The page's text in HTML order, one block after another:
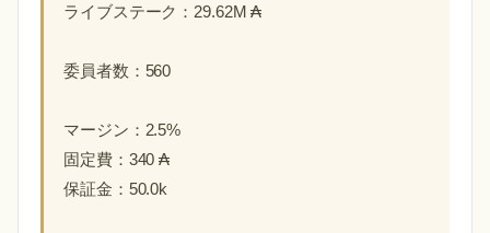
ライブステーク：29.62M ₳
委員者数：560
マージン：2.5%
固定費：340 ₳
保証金：50.0k